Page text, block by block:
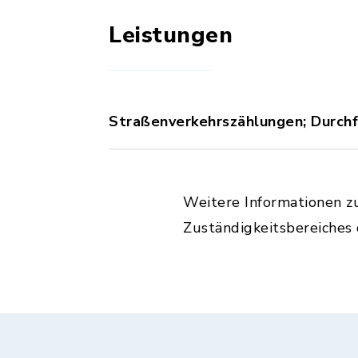
Leistungen
Straßenverkehrszählungen;
Weitere Informationen